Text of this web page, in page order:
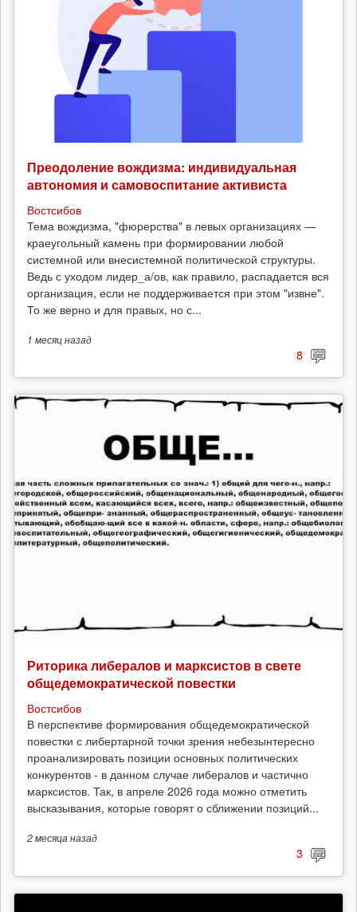
Преодоление вождизма: индивидуальная
автономия и самовоспитание активиста
Востсибов
Тема вождизма, "фюрерства" в левых организациях —
краеугольный камень при формировании любой
системной или внесистемной политической структуры.
Ведь с уходом лидер_а/ов, как правило, распадается вся
организация, если не поддерживается при этом "извне".
То же верно и для правых, но с...
1 месяцназад
8
Риторика либералов и марксистов в свете
общедемократической повестки
Востсибов
В перспективе формирования общедемократической
повестки с либертарной точки зрения небезынтересно
проанализировать позиции основных политических
конкурентов - в данном случае либералов и частично
марксистов. Так, в апреле 2026 года можно отметить
высказывания, которые говорят о сближении позиций...
2 месяцаназад
3